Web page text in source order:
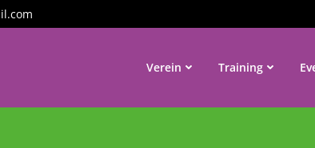
Verein Training